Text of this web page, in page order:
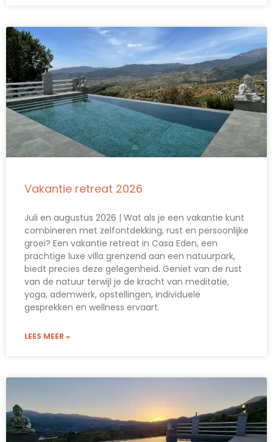
Vakantie retreat 2026
Juli en augustus 2026 | Wat als je een vakantie kunt
combineren met zelfontdekking, rust en persoonlijke
groei? Een vakantie retreat in Casa Eden, een
prachtige luxe villa grenzend aan een natuurpark,
biedt precies deze gelegenheid. Geniet van de rust
van de natuur terwijl je de kracht van meditatie,
yoga, ademwerk, opstellingen, individuele
gesprekken en wellness ervaart.
LEES MEER »